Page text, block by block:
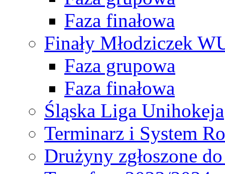
Faza finałowa
Finały Młodziczek
Faza grupowa
Faza finałowa
Śląska Liga Unihokeja
Terminarz i System
Drużyny zgłoszone